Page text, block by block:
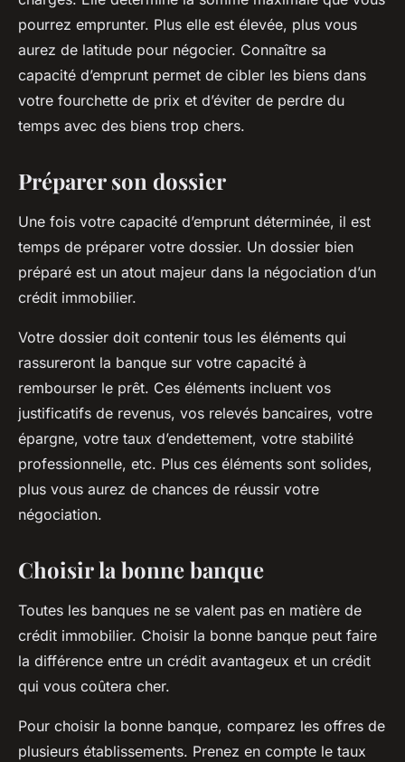
pourrez emprunter. Plus elle est élevée, plus vous
aurez de latitude pour négocier. Connaître sa
capacité d’emprunt permet de cibler les biens dans
votre fourchette de prix et d’éviter de perdre du
temps avec des biens trop chers.
Préparer son dossier
Une fois votre capacité d’emprunt déterminée, il est
temps de préparer votre dossier. Un dossier bien
préparé est un atout majeur dans la négociation d’un
crédit immobilier.
Votre dossier doit contenir tous les éléments qui
rassureront la banque sur votre capacité à
rembourser le prêt. Ces éléments incluent vos
justificatifs de revenus, vos relevés bancaires, votre
épargne, votre taux d’endettement, votre stabilité
professionnelle, etc. Plus ces éléments sont solides,
plus vous aurez de chances de réussir votre
négociation.
Choisir la bonne banque
Toutes les banques ne se valent pas en matière de
crédit immobilier. Choisir la bonne banque peut faire
la différence entre un crédit avantageux et un crédit
qui vous coûtera cher.
Pour choisir la bonne banque, comparez les offres de
plusieurs établissements. Prenez en compte le taux